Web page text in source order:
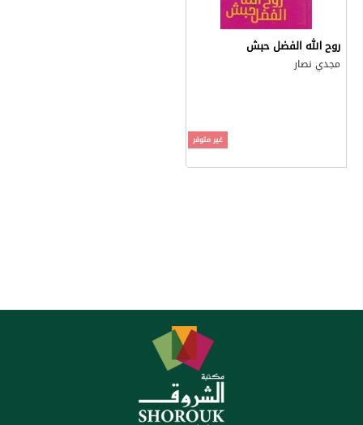
روح الله الفضل حبش
مجدي نصار
غير متوفر